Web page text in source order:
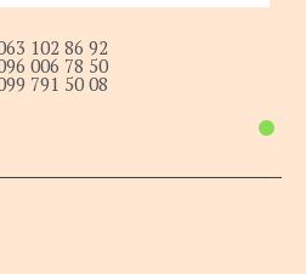
102 86 92
006 78 50
791 50 08